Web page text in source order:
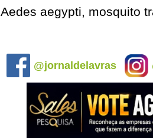
Aedes aegypti, mosquito
@jornaldelavras